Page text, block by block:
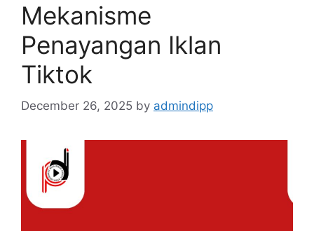
Mekanisme
Penayangan Iklan
Tiktok
December 26, 2025 by admindipp